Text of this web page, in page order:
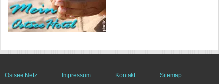
Ostsee Netz Impressum Kontakt Sitemap